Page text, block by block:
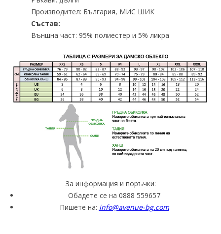
Производител: България, МИС ШИК
Състав:
Външна част: 95% полиестер и 5% ликра
За информация и поръчки:
Обадете се на 0888 559657
Пишете на: info@avenue-bg.com